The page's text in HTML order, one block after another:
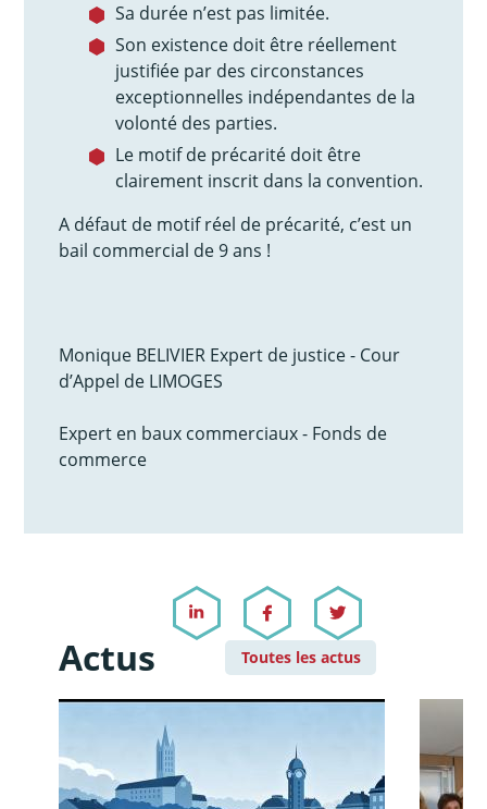
Sa durée n’est pas limitée.
Son existence doit être réellement
justifiée par des circonstances
exceptionnelles indépendantes de la
volonté des parties.
Le motif de précarité doit être
clairement inscrit dans la convention.
A défaut de motif réel de précarité, c’est un
bail commercial de 9 ans !
Monique BELIVIER Expert de justice - Cour
d’Appel de LIMOGES
Expert en baux commerciaux - Fonds de
commerce
Actus Toutes les actus